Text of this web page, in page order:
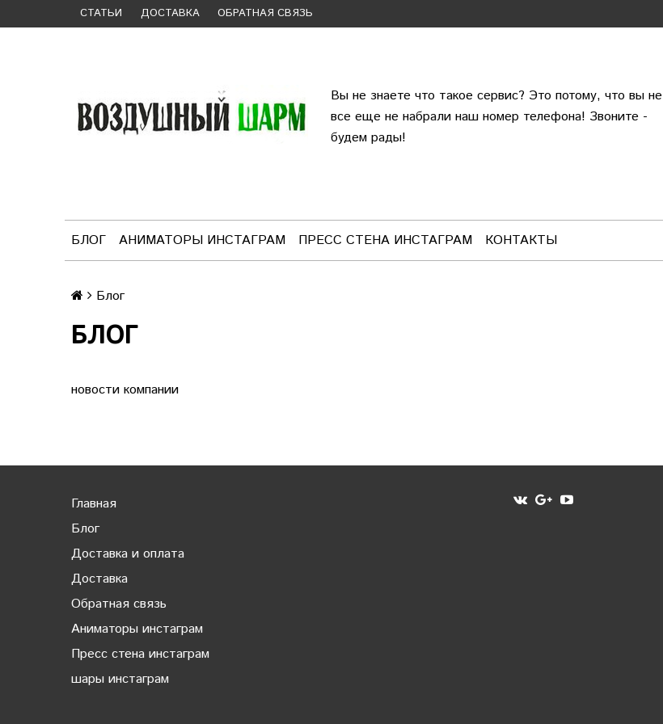
СТАТЬИ ДОСТАВКА ОБРАТНАЯ СВЯЗЬ
Вы не знаете что такое сервис? Это потому, что вы не
все еще не набрали наш номер телефона! Звоните -
будем рады!
БЛОГ АНИМАТОРЫ ИНСТАГРАМ ПРЕСС СТЕНА ИНСТАГРАМ КОНТАКТЫ
Блог
БЛОГ
новости компании
Главная
Блог
Доставка и оплата
Доставка
Обратная связь
Аниматоры инстаграм
Пресс стена инстаграм
шары инстаграм